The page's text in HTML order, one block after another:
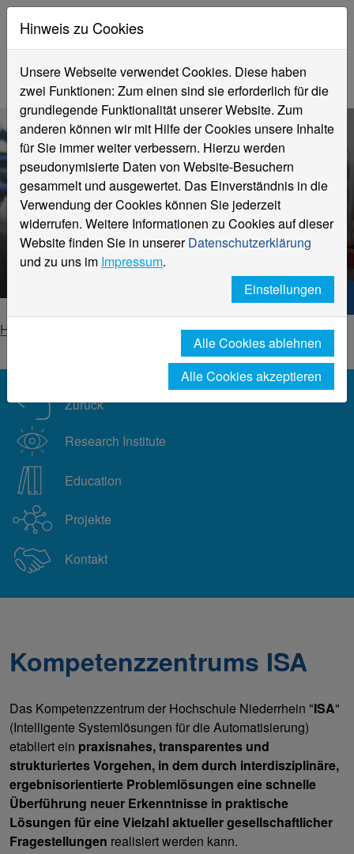
ISA
Intelligente Systemlösungen
Automatisierung
Hochschule Niederrhein. Dein Weg.
Home
Forschung und Transfer
Institute und Kompetenzzentren
ISA
Zurück
Research Institute
Education
Projekte
Kontakt
Kompetenzzentrums ISA
Das Kompetenzzentrum der Hochschule Niederrhein "ISA"
(Intelligente Systemlösungen für die Automatisierung)
etabliert ein praxisnahes, transparentes und
strukturiertes Vorgehen, in dem durch interdisziplinäre,
ergebnisorientierte Problemlösungen eine schnelle
Überführung neuer Erkenntnisse in praktische
Lösungen für eine Vielzahl aktueller gesellschaftlicher
Fragestellungen realisiert werden kann.
Hinweis zu Cookies
Unsere Webseite verwendet Cookies. Diese haben
zwei Funktionen: Zum einen sind sie erforderlich für die
grundlegende Funktionalität unserer Website. Zum
anderen können wir mit Hilfe der Cookies unsere Inhalte
für Sie immer weiter verbessern. Hierzu werden
pseudonymisierte Daten von Website-Besuchern
gesammelt und ausgewertet. Das Einverständnis in die
Verwendung der Cookies können Sie jederzeit
widerrufen. Weitere Informationen zu Cookies auf dieser
Website finden Sie in unsererDatenschutzerklärung
und zu uns im Impressum.
Einstellungen
Alle Cookies ablehnen
Alle Cookies akzeptieren